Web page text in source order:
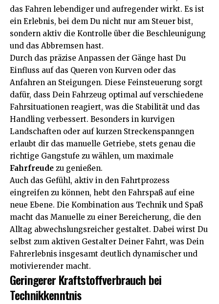
das Fahren lebendiger und aufregender wirkt. Es ist
ein Erlebnis, bei dem Du nicht nur am Steuer bist,
sondern aktiv die Kontrolle über die Beschleunigung
und das Abbremsen hast.
Durch das präzise Anpassen der Gänge hast Du
Einfluss auf das Queren von Kurven oder das
Anfahren an Steigungen. Diese Feinsteuerung sorgt
dafür, dass Dein Fahrzeug optimal auf verschiedene
Fahrsituationen reagiert, was die Stabilität und das
Handling verbessert. Besonders in kurvigen
Landschaften oder auf kurzen Streckenspanngen
erlaubt dir das manuelle Getriebe, stets genau die
richtige Gangstufe zu wählen, um maximale
Fahrfreude zu genießen.
Auch das Gefühl, aktiv in den Fahrtprozess
eingreifen zu können, hebt den Fahrspaß auf eine
neue Ebene. Die Kombination aus Technik und Spaß
macht das Manuelle zu einer Bereicherung, die den
Alltag abwechslungsreicher gestaltet. Dabei wirst Du
selbst zum aktiven Gestalter Deiner Fahrt, was Dein
Fahrerlebnis insgesamt deutlich dynamischer und
motivierender macht.
Geringerer Kraftstoffverbrauch bei
Technikkenntnis